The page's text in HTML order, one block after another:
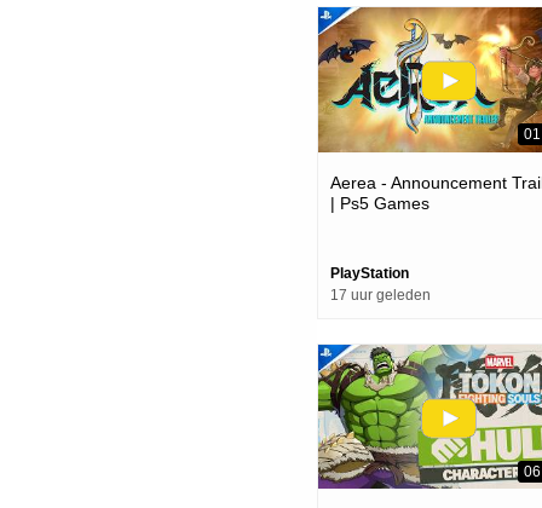
Aerea - Announcement
| Ps5 Games
PlayStation
17 uur geleden